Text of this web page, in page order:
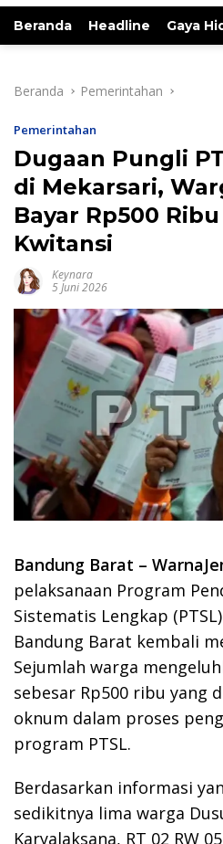
Beranda Headline Gaya
Beranda Pemerintahan
Pemerintahan
Dugaan Pungli
di Mekarsari,
Bayar Rp500
Kwitansi
Keynara
5 Juni 2026
Bandung Barat –
pelaksanaan Program
Sistematis Lengkap
Bandung Barat kembali
Sejumlah warga
sebesar Rp500 ribu yang
oknum dalam proses
program PTSL.
Berdasarkan informasi
sedikitnya lima warga
Karyalaksana, RT 02 RW